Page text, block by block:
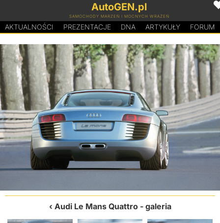
AutoGEN.pl
SAMOCHODY MARZEŃ I MOCNYCH WRAŻEŃ
AKTUALNOŚCI PREZENTACJE DNA ARTYKUŁY FORUM
Audi Le Mans Quattro- galeria